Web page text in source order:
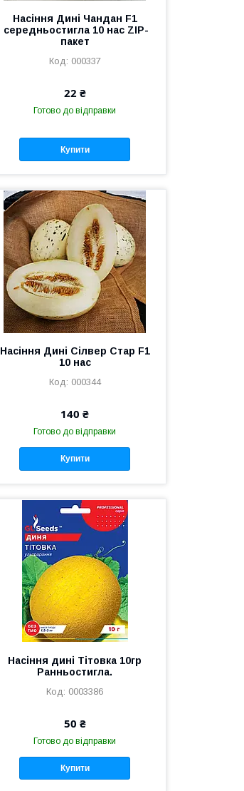
Насіння Дині Чандан F1
середньостигла 10 нас ZIP-
пакет
000337
22 ₴
Готово до відправки
Купити
Насіння Дині Сілвер Стар F1
10 нас
000344
140 ₴
Готово до відправки
Купити
Насіння дині Тітовка 10гр
Ранньостигла.
0003386
50 ₴
Готово до відправки
Купити